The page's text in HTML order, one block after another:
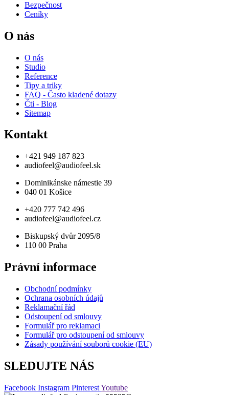
Bezpečnost
Ceníky
O nás
O nás
Studio
Reference
Tipy a triky
FAQ - Často kladené dotazy
Čti - Blog
Sitemap
Kontakt
+421 949 187 823
audiofeel@audiofeel.sk
Dominikánske námestie 39
040 01 Košice
+420 777 742 496
audiofeel@audiofeel.cz
Biskupský dvůr 2095/8
110 00 Praha
Právní informace
Obchodní podmínky
Ochrana osobních údajů
Reklamační řád
Odstoupení od smlouvy
Formulář pro reklamaci
Formulář pro odstoupení od smlouvy
Zásady používání souborů cookie (EU)
SLEDUJTE NÁS
Facebook Instagram PinterestYoutube